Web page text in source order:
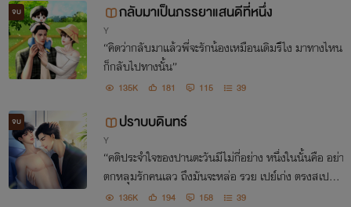
จบ กลับมาเป็นภรรยาแสนดีที่หนึ่ง
Y
“คิดว่ากลับมาแล้วพี่จะรักน้องเหมือนเดิมรึไง มาทางไหน
ก็กลับไปทางนั้น”
135K 181 115 39
จบ ปราบบดินทร์
Y
“คติประจำใจของปานตะวันมีไม่กี่อย่าง หนึ่งในนั้นคือ อย่า
ตกหลุมรักคนเลว ถึงมันจะหล่อ รวย เปย์เก่ง ตรงสเปคแ
ค่ไหน แต่คนเลวมันก็คือคนเลวอยู่วันยังค่ำ นิสัยมันเปลี่ย
136K 194 158 39